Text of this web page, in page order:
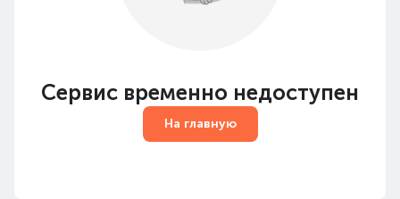
Сервис временно недоступен
На главную